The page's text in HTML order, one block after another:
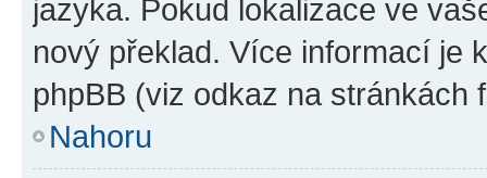
jazyka. Pokud lokalizace ve
nový překlad. Více informací je
phpBB (viz odkaz na stránkách
Nahoru